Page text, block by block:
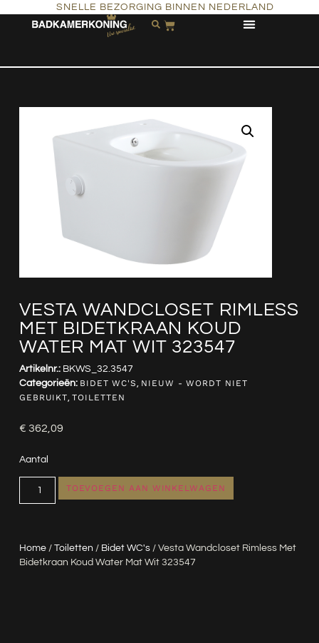
SNELLE BEZORGING BINNEN NEDERLAND
VESTA WANDCLOSET RIMLESS
MET BIDETKRAAN KOUD
WATER MAT WIT 323547
Home/ Toiletten / Bidet WC's/ Vesta Wandcloset Rimless Met
Bidetkraan Koud Water Mat Wit 323547
Artikelnr.: BKWS_32.3547
Categorieën: BIDET WC'S
NIEUW - WORDT NIET
GEBRUIKT ,TOILETTEN
€ 362,09
Aantal
TOEVOEGEN AAN WINKELWAGEN